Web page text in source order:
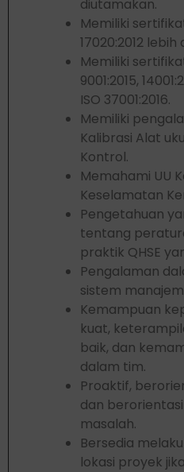
diutamakan.
Memiliki
17020:2012
Memiliki
9001:2015,
ISO 37001:2016.
Memiliki
Kalibrasi Alat
Kontrol.
Memahami UU
Keselamatan
Pengetahuan
tentang
praktik QHSE
Pengalaman
sistem
Kemampuan
kuat,
baik, dan
dalam tim.
Proaktif,
dan
masalah.
Bersedia
lokasi proyek